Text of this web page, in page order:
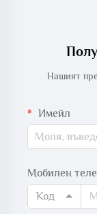
Нашият
Имейл
Мобилен
Код